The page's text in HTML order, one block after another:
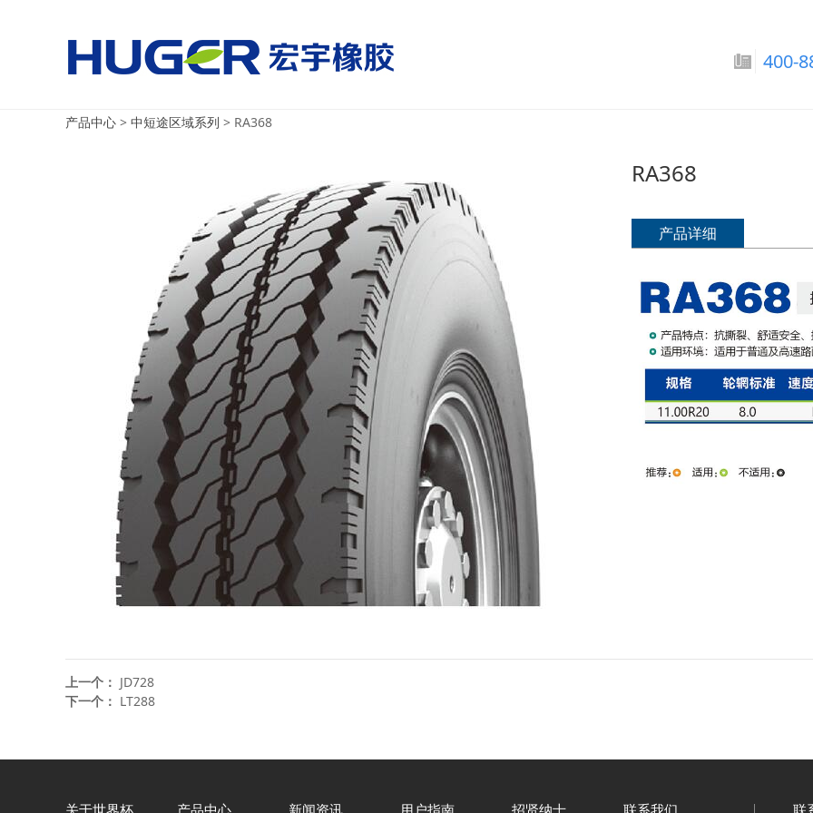
美国国家男子足球队vs巴拉圭国家男子足球队-
400-
美国国家男子足球队vs巴拉圭国家男子足球队-世界杯（美国
产品中心 > 中短途区域系列 > RA368
RA368
产品详细
上一个： JD728
下一个： LT288
关于世界杯 产品中心 新闻资讯 用户指南 招贤纳士 联系我们 联